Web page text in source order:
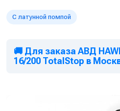
С латунной помпой
🚚 Для заказа АВД
16/200 TotalStop в